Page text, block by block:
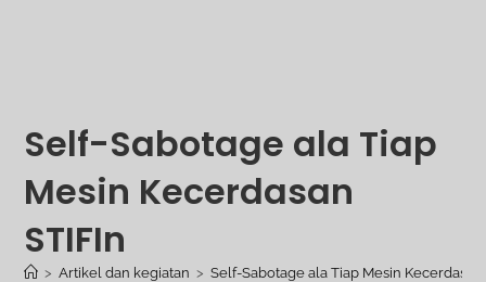
Self-Sabotage ala Tiap
Mesin Kecerdasan
STIFIn
> Artikel dan kegiatan > Self-Sabotage ala Tiap Mesin Kecerdasan